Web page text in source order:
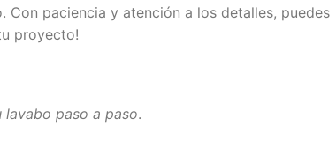
paciencia y atención a los detalles, puedes
proyecto!
lavabo paso a paso.